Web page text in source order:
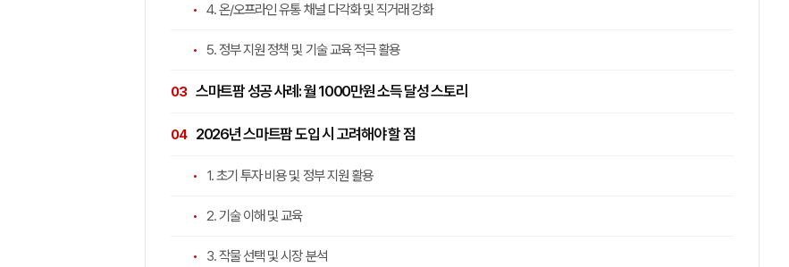
4. 온/오프라인 유통 채널 다각화 및 직거래 강화
5. 정부 지원 정책 및 기술 교육 적극 활용
스마트팜 성공 사례: 월 1000만원 소득 달성 스토리
2026년 스마트팜 도입 시 고려해야 할 점
1. 초기 투자 비용 및 정부 지원 활용
2. 기술 이해 및 교육
3. 작물 선택 및 시장 분석